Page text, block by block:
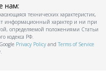
нам:
технических характеристик,
информационный характер и ни при
определяемой положениями Статьи
кодекса РФ.
Privacy Policy and Terms of Service